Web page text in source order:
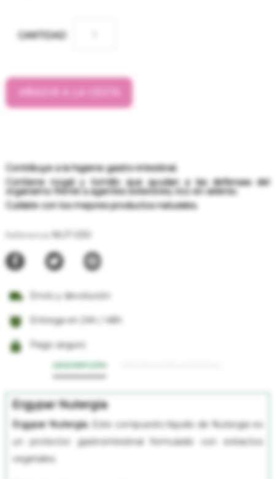
CANTIDAD
Contribuye a la higiene gastro-intestinal.
Contiene nogal y tomillo que ayudan a las defensas del
organismo frente a agentes exteriores; rico en selenio.
Cuídate con los mejores productos naturales.
NUT-030
Envío y devolución
Entrega en 24h / 48h
Pago seguro
DESCRIPCIÓN
Ergypar Nutergia
Ergypar Nutergia.
Este compuesto líquido de Nutergia es
un protector gastrointestinal formulado con extractos
vegetales.